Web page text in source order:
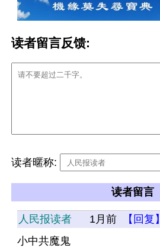
读者留言反馈:
读者暱称:
读者留言
人民报读者 1月前
【回复】
小中共魔鬼